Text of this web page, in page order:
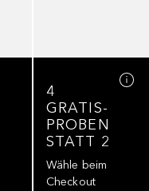
4
GRATIS-
PROBEN
STATT 2
Wähle beim
Checkout